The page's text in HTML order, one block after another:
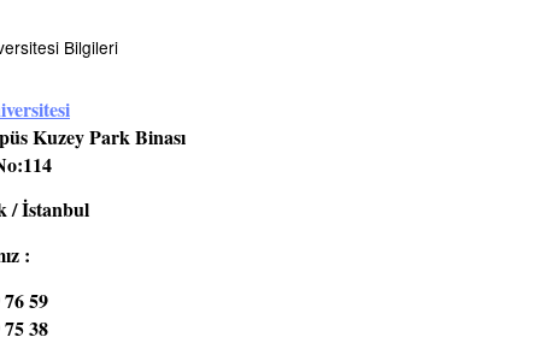
Bilgileri
Kuzey Park Binası
/ İstanbul
:
59
38